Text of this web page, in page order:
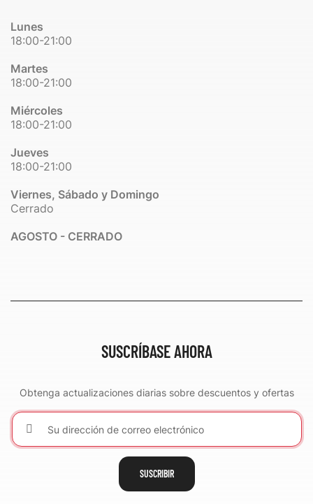
Lunes
18:00-21:00
Martes
18:00-21:00
Miércoles
18:00-21:00
Jueves
18:00-21:00
Viernes, Sábado y Domingo
Cerrado
AGOSTO - CERRADO
SUSCRÍBASE AHORA
Obtenga actualizaciones diarias sobre descuentos y ofertas
SUSCRIBIR